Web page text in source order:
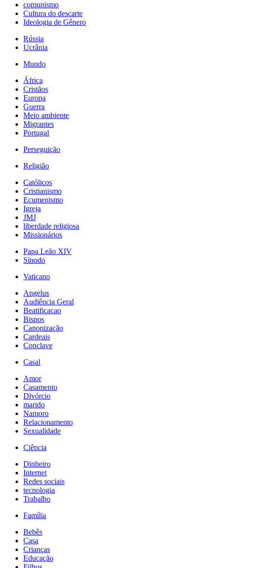
comunismo
Cultura do descarte
Ideologia de Gênero
Rússia
Ucrânia
Mundo
África
Cristãos
Europa
Guerra
Meio ambiente
Migrantes
Portugal
Perseguição
Religião
Católicos
Cristianismo
Ecumenismo
Igreja
JMJ
liberdade religiosa
Missionários
Papa Leão XIV
Sínodo
Vaticano
Angelus
Audiência Geral
Beatificacao
Bispos
Canonização
Cardeais
Conclave
Casal
Amor
Casamento
Divórcio
marido
Namoro
Relacionamento
Sexualidade
Ciência
Dinheiro
Internet
Redes sociais
tecnologia
Trabalho
Família
Bebês
Casa
Crianças
Educação